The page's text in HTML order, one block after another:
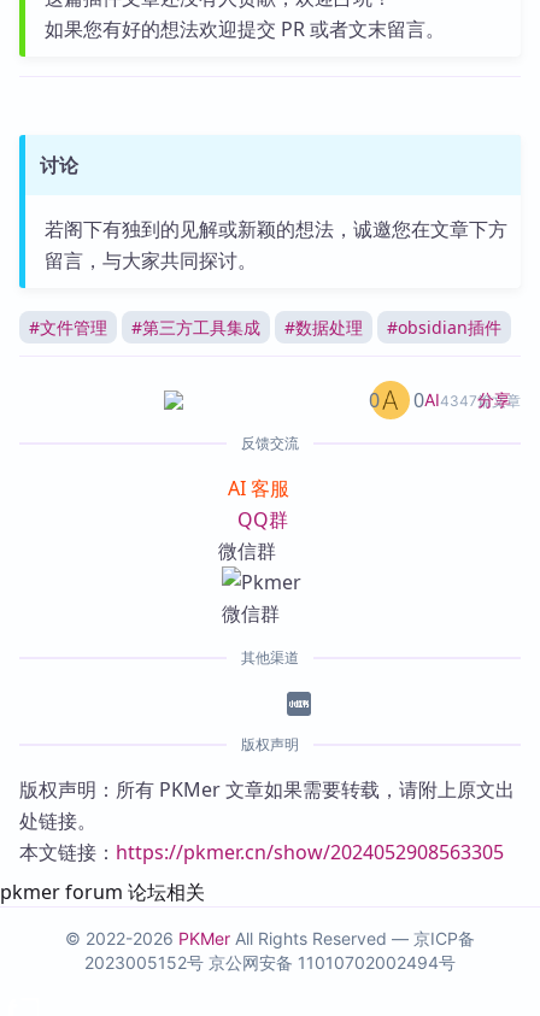
如果您有好的想法欢迎提交 PR 或者文末留言。
讨论
若阁下有独到的见解或新颖的想法，诚邀您在文章下方
留言，与大家共同探讨。
#文件管理 #第三方工具集成 #数据处理 #obsidian插件
AI4347篇文章
0 0 分享
反馈交流
AI 客服
QQ群
微信群
其他渠道
版权声明
版权声明：所有 PKMer 文章如果需要转载，请附上原文出
处链接。
本文链接： https://pkmer.cn/show/2024052908563305
pkmer forum 论坛相关
© 2022-2026 PKMer All Rights Reserved — 京ICP备
2023005152号 京公网安备 11010702002494号